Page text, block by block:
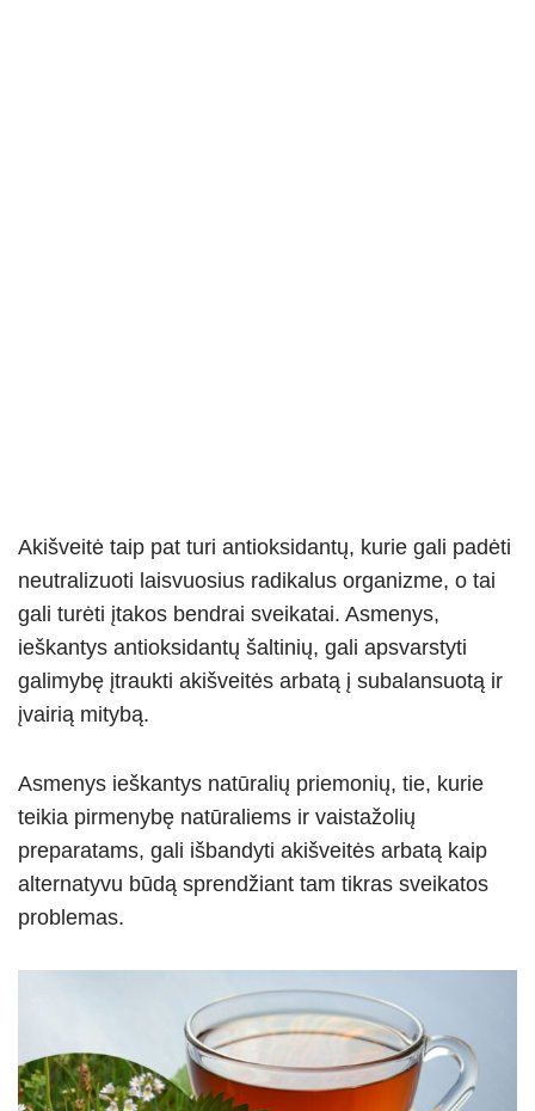
Akišveitė taip pat turi antioksidantų, kurie gali padėti
neutralizuoti laisvuosius radikalus organizme, o tai
gali turėti įtakos bendrai sveikatai. Asmenys,
ieškantys antioksidantų šaltinių, gali apsvarstyti
galimybę įtraukti akišveitės arbatą į subalansuotą ir
įvairią mitybą.
Asmenys ieškantys natūralių priemonių, tie, kurie
teikia pirmenybę natūraliems ir vaistažolių
preparatams, gali išbandyti akišveitės arbatą kaip
alternatyvu būdą sprendžiant tam tikras sveikatos
problemas.